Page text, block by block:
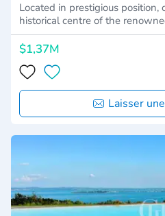
Located in prestigious position,
historical centre of the
$1,37M
Laisser